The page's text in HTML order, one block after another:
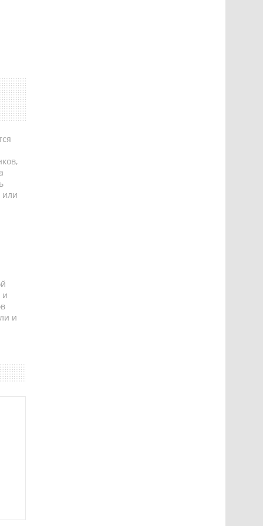
или
и
и